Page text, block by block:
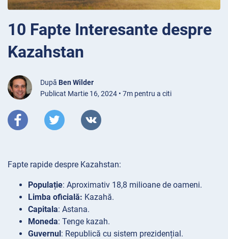
10 Fapte Interesante despre
Kazahstan
După Ben Wilder
Publicat Martie 16, 2024 • 7m pentru a citi
Fapte rapide despre Kazahstan:
Populație: Aproximativ 18,8 milioane de oameni.
Limba oficială: Kazahă.
Capitala: Astana.
Moneda: Tenge kazah.
Guvernul: Republică cu sistem prezidențial.